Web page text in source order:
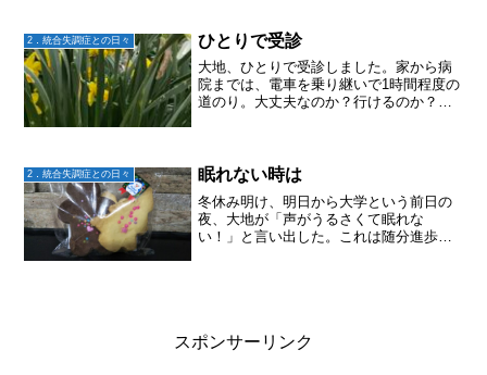
出てきて。やだっ！飲...
2．統合失調症との日々 ひとりで受診
大地、ひとりで受診しました。家から病
院までは、電車を乗り継いで1時間程度の
道のり。大丈夫なのか？行けるのか？い
なくひとりで受診できた...
2．統合失調症との日々 眠れない時は
冬休み明け、明日から大学という前日の
夜、大地が「声がうるさくて眠れな
い！」と言い出した。これは随分進歩！
スポンサーリンク